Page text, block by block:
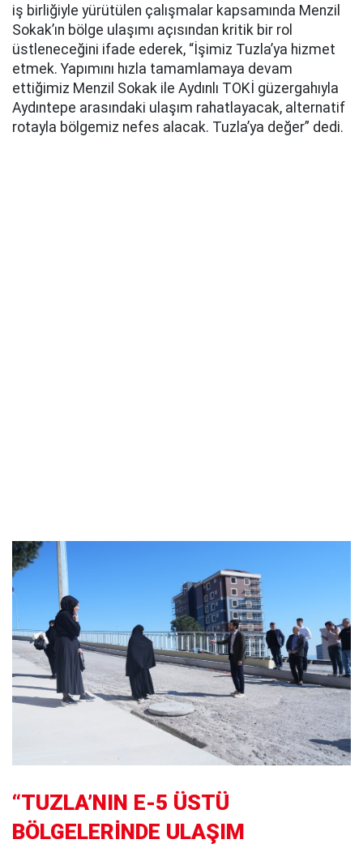
iş birliğiyle yürütülen çalışmalar kapsamında Menzil
Sokak’ın bölge ulaşımı açısından kritik bir rol
üstleneceğini ifade ederek, “İşimiz Tuzla’ya hizmet
etmek. Yapımını hızla tamamlamaya devam
ettiğimiz Menzil Sokak ile Aydınlı TOKİ güzergahıyla
Aydıntepe arasındaki ulaşım rahatlayacak, alternatif
rotayla bölgemiz nefes alacak. Tuzla’ya değer” dedi.
“TUZLA’NIN E-5 ÜSTÜ
BÖLGELERİNDE ULAŞIM